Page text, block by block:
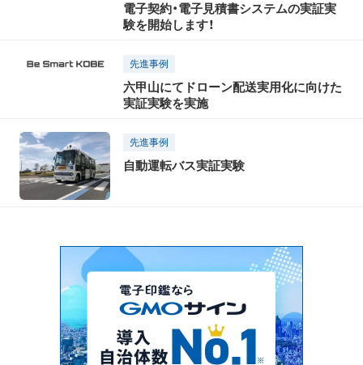
電子契約・電子見積書システムの実証実
験を開始します！
先進事例
六甲山にてドローン配送実用化に向けた
実証実験を実施
先進事例
自動運転バス実証実験